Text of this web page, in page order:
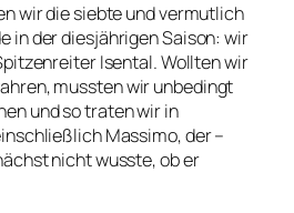
wir die siebte und vermutlich
in der diesjährigen Saison: wir
Isental. Wollten wir
mussten wir unbedingt
und so traten wir in
Massimo, der –
nicht wusste, ob er